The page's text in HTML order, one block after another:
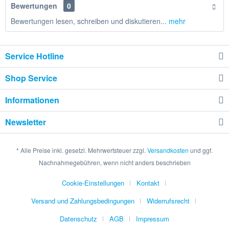
Bewertungen
0
Bewertungen lesen, schreiben und diskutieren... mehr
Service Hotline
Shop Service
Informationen
Newsletter
* Alle Preise inkl. gesetzl. Mehrwertsteuer zzgl. Versandkosten und ggf.
Nachnahmegebühren, wenn nicht anders beschrieben
Cookie-Einstellungen
Kontakt
Versand und Zahlungsbedingungen
Widerrufsrecht
Datenschutz
AGB Impressum